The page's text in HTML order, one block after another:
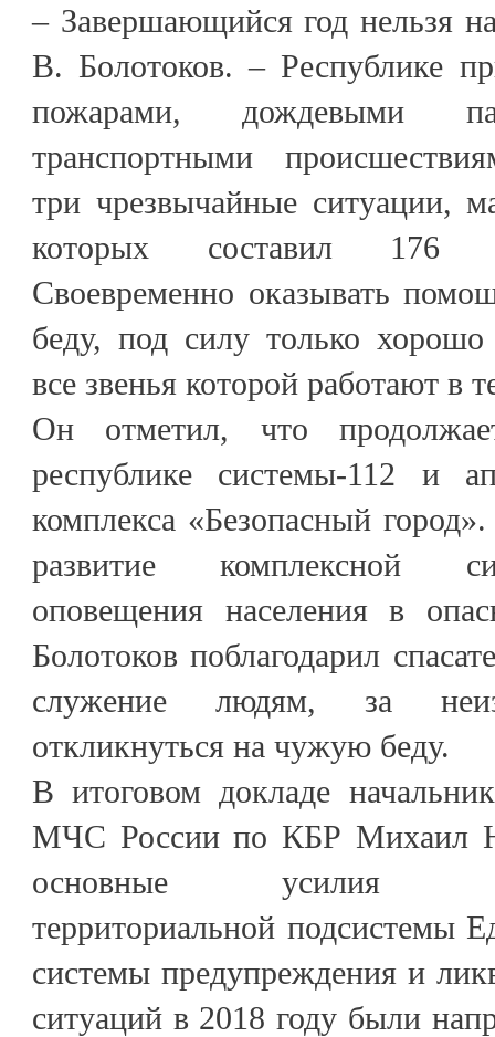
– Завершающийся год нельзя
В. Болотоков. – Республике
пожарами, дождевыми
транспортными
три чрезвычайные ситуации,
которых составил 176
Своевременно оказывать
беду, под силу только хорошо
все звенья которой работают в
Он отметил, что
республике системы-112 и
комплекса «Безопасный
развитие комплексной
оповещения населения в
Болотоков поблагодарил
служение людям, за
откликнуться на чужую беду.
В итоговом докладе
МЧС России по КБР Михаил
основные усилия
территориальной подсистемы
системы предупреждения и
ситуаций в 2018 году были